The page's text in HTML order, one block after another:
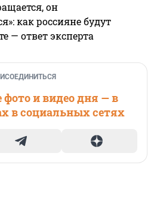
он
как россияне будут
— ответ эксперта
и видео дня — в
в социальных сетях